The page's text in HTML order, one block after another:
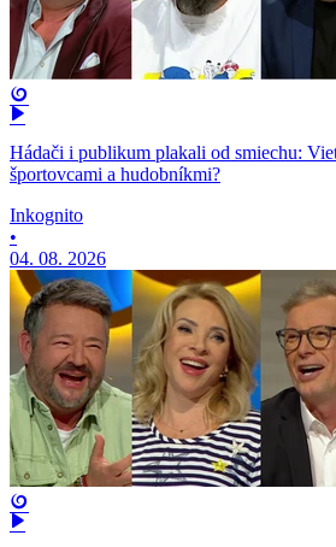
Hádači i publikum plakali od smiechu:
športovcami a hudobníkmi?
Inkognito
•
04. 08. 2026